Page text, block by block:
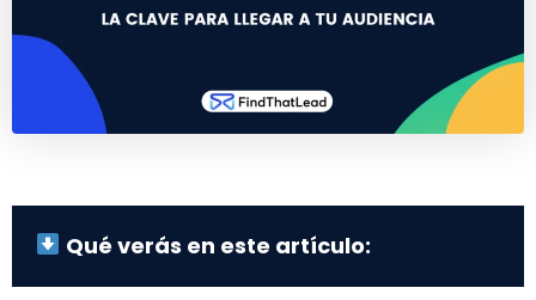
Qué verás en este artículo: